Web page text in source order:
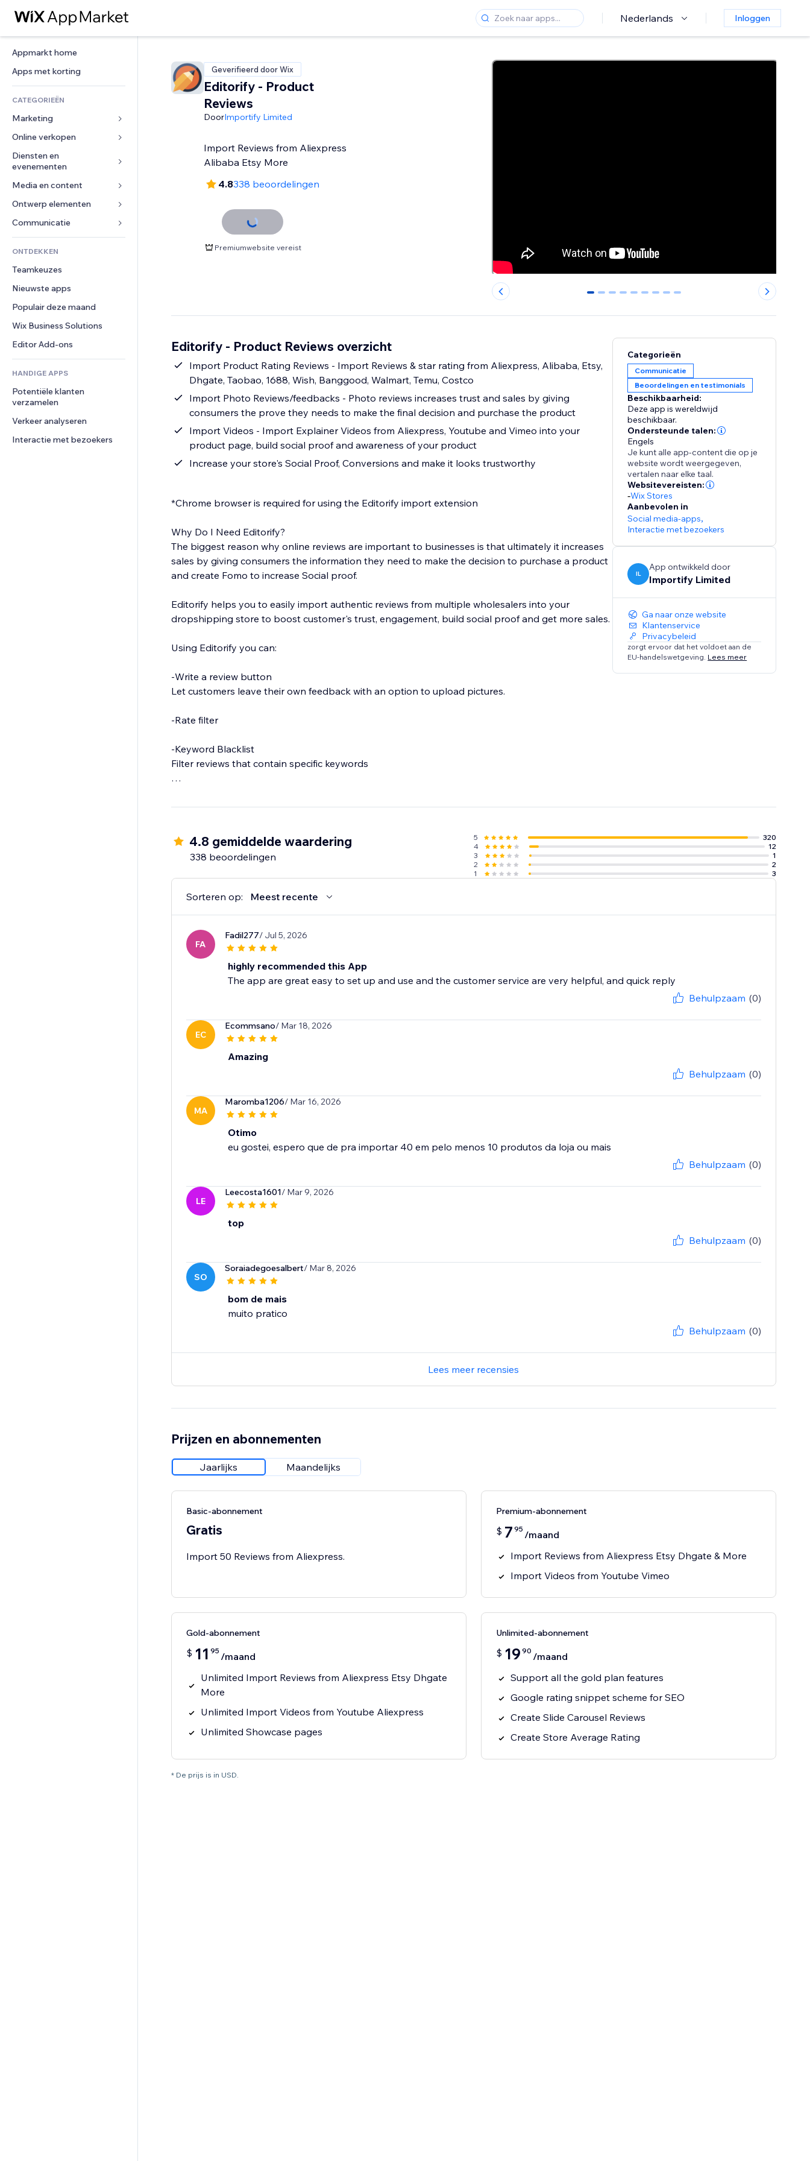
Nederlands Inloggen
Appmarkt home
Apps met korting
CATEGORIEËN
Marketing
Advertenties
Mobiel
Analytics
Social media
SEO
Betrokkenheid
Websitevermeldingen
E-mail
Conversie
Online verkopen
Apps voor webshops
Verzending en levering
Verkoopknoppen
Online cursussen
Print on demand
Boekhouding
Coupons en loyaliteit
Opslagoplossingen
Dropshipping
Prijzen en abonnementen
Crowdfunding
Eten en drinken
Diensten en
evenementen
Hotels
Evenementen
Restaurants
Vastgoed
Boekingen
Media en content
Galerij
Muziek
Podcasts
Fotografie
Video
PDF
Bestanden delen
Nieuws
Ontwerp elementen
Kaarten en navigatie
Privacy en beveiliging
Ontime
Pagina templates
Afbeeldingseffecten
Knoppen en menu's
Banners en badges
Rekenmachines
Zoeken
Weer
Grafieken en tabellen
Formulieren
Enquêtes
Chat
Opmerkingen
Telefoonnummer
Community
Beoordelingen en testimonials
CRM
ONTDEKKEN
Teamkeuzes
Nieuwste apps
Populair deze maand
Wix Business Solutions
Editor Add-ons
HANDIGE APPS
Potentiële klanten
verzamelen
Verkeer analyseren
Interactie met bezoekers
Geverifieerd door Wix
Editorify ‑ Product
Reviews
DoorImportify Limited
Import Reviews from Aliexpress
Alibaba Etsy More
4.8338 beoordelingen
Premiumwebsite vereist
0 1 2 3 4 5 6 7 8
Editorify ‑ Product Reviews overzicht
Import Product Rating Reviews - Import Reviews & star rating from Aliexpress, Alibaba, Etsy,
Dhgate, Taobao, 1688, Wish, Banggood, Walmart, Temu, Costco
Import Photo Reviews/feedbacks - Photo reviews increases trust and sales by giving
consumers the prove they needs to make the final decision and purchase the product
Import Videos - Import Explainer Videos from Aliexpress, Youtube and Vimeo into your
product page, build social proof and awareness of your product
Increase your store's Social Proof, Conversions and make it looks trustworthy
*Chrome browser is required for using the Editorify import extension
Why Do I Need Editorify?
The biggest reason why online reviews are important to businesses is that ultimately it increases
sales by giving consumers the information they need to make the decision to purchase a product
and create Fomo to increase Social proof.
Editorify helps you to easily import authentic reviews from multiple wholesalers into your
dropshipping store to boost customer's trust, engagement, build social proof and get more sales.
Using Editorify you can:
-Write a review button
Let customers leave their own feedback with an option to upload pictures.
-Rate filter
-Keyword Blacklist
Filter reviews that contain specific keywords
Categorieën
Communicatie
Beoordelingen en testimonials
Beschikbaarheid:
Deze app is wereldwijd
beschikbaar.
Ondersteunde talen:
Engels
Je kunt alle app-content die op je
website wordt weergegeven,
vertalen naar elke taal.
Websitevereisten:
-Wix Stores
Aanbevolen in
Social media-apps,
Interactie met bezoekers
IL
App ontwikkeld door
Importify Limited
Ga naar onze website
Klantenservice
Privacybeleid
zorgt ervoor dat het voldoet aan de
EU-handelswetgeving. Lees meer
4.8 gemiddelde waardering
338 beoordelingen
5
320
4
12
3
1
2
2
1
3
Sorteren op: Meest recente
FA
Fadil277/ Jul 5, 2026
highly recommended this App
The app are great easy to set up and use and the customer service are very helpful, and quick reply
Behulpzaam (0)
EC
Ecommsano/ Mar 18, 2026
Amazing
Behulpzaam (0)
MA
Maromba1206/ Mar 16, 2026
Otimo
Behulpzaam (0)
LE
Leecosta1601/ Mar 9, 2026
top
Behulpzaam (0)
SO
Soraiadegoesalbert/ Mar 8, 2026
bom de mais
muito pratico
Behulpzaam (0)
Lees meer recensies
Prijzen en abonnementen
Jaarlijks Maandelijks
Basic-abonnement
Gratis
Import 50 Reviews from Aliexpress.
Premium-abonnement
$ 7 95 /maand
Import Reviews from Aliexpress Etsy Dhgate & More
Import Videos from Youtube Vimeo
Gold-abonnement
$ 11 95 /maand
Unlimited Import Reviews from Aliexpress Etsy Dhgate
More
Unlimited Import Videos from Youtube Aliexpress
Unlimited Showcase pages
Unlimited-abonnement
$ 19 90 /maand
Support all the gold plan features
Google rating snippet scheme for SEO
Create Slide Carousel Reviews
Create Store Average Rating
* De prijs is in USD.